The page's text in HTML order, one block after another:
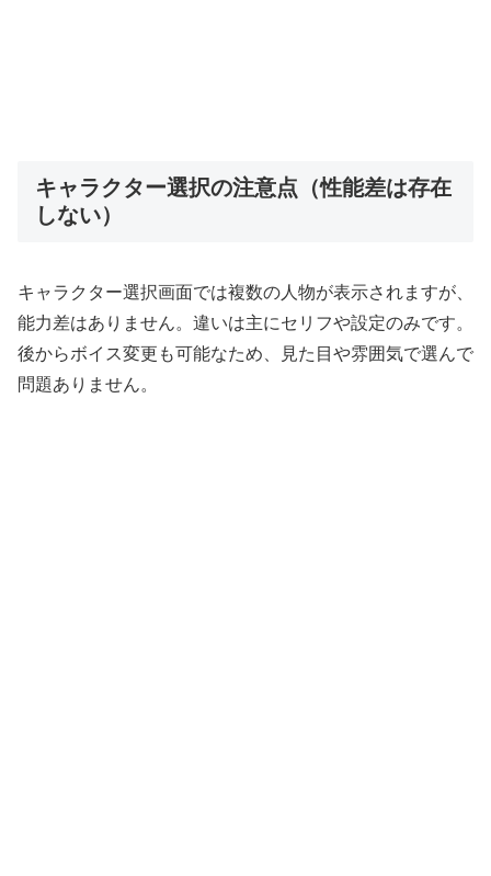
キャラクター選択の注意点（性能差は存在
しない）
キャラクター選択画面では複数の人物が表示されますが、
能力差はありません。違いは主にセリフや設定のみです。
後からボイス変更も可能なため、見た目や雰囲気で選んで
問題ありません。